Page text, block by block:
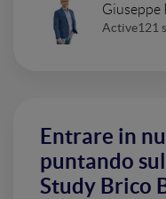
Giuseppe
Active121
Entrare in
puntando
Study Brico